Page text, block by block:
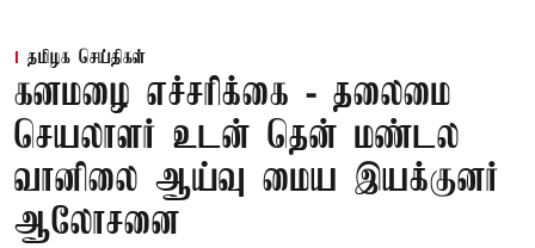
தமிழக செய்திகள்
கனமழை எச்சரிக்கை - தலைமை
செயலாளர் உடன் தென் மண்டல
வானிலை ஆய்வு மைய இயக்குனர்
ஆலோசனை